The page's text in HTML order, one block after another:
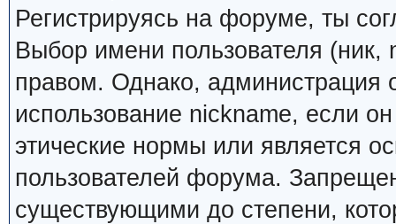
Регистрируясь на форуме, ты
Выбор имени пользователя (ник,
правом. Однако, администрация
использование nickname, если
этические нормы или является
пользователей форума.
существующими до степени,